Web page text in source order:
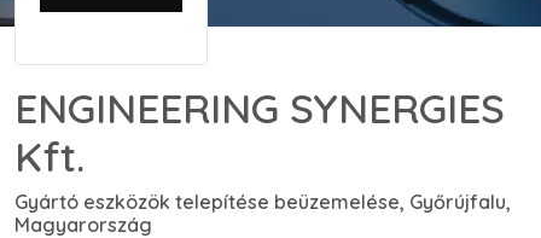
ENGINEERING SYNERGIES
Kft.
Gyártó eszközök telepítése beüzemelése, Győrújfalu,
Magyarország